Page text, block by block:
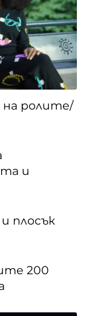
на ролите/
и
плосък
200